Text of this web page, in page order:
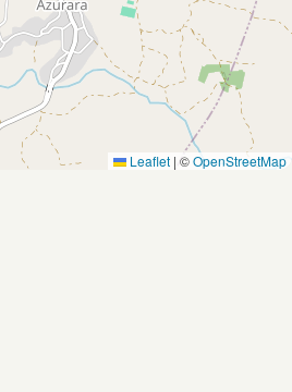
Leaflet | ©OpenStreetMap